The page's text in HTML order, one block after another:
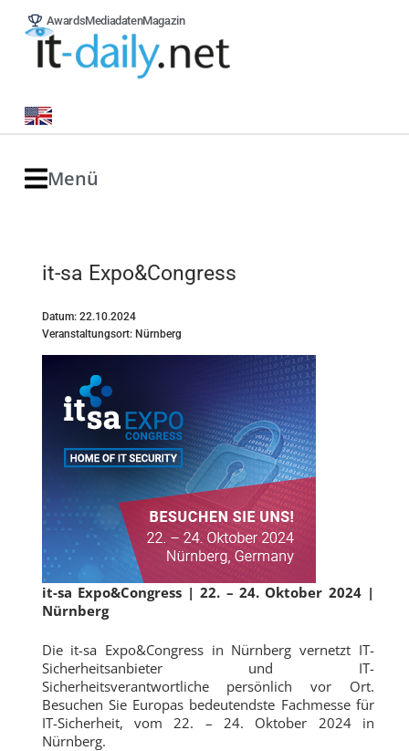
AwardsMediadatenMagazin
Menü
it-sa Expo&Congress
Datum: 22.10.2024
Veranstaltungsort: Nürnberg
it-sa Expo&Congress| 22. – 24. Oktober 2024 |
Nürnberg
Die it-sa Expo&Congress in Nürnberg vernetzt IT-
Sicherheitsanbieter und IT-
Sicherheitsverantwortliche persönlich vor Ort.
Besuchen Sie Europas bedeutendste Fachmesse für
IT-Sicherheit, vom 22. – 24. Oktober 2024
in
Nürnberg.